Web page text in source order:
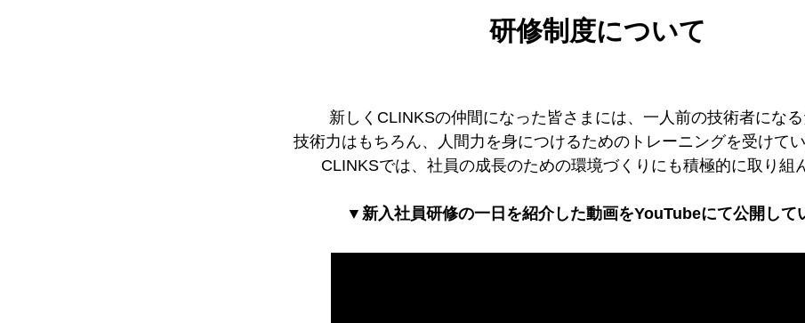
研修制度について
新しくCLINKSの仲間になった皆さまには、 一人前の技術者になる
技術力はもちろん、人間力を身につけるための トレーニングを受けて
CLINKSでは、社員の成長のための環境づくりにも積極的に取り組
▼新入社員研修の一日を紹介した動画をYouTubeにて公開して